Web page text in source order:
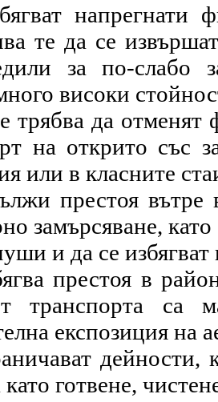
напрегнати
те да се
за по-слабо
високи
трябва да отменят
на открито със
или в класните
престоя
замърсяване,
и да се
престоя в
транспорта са
експозиция на
готвене,